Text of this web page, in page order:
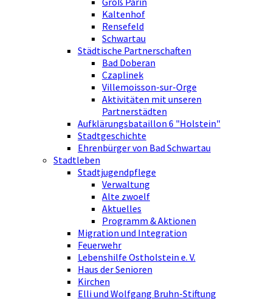
Kaltenhof
Rensefeld
Schwartau
Städtische Partnerschaften
Bad Doberan
Czaplinek
Villemoisson-sur-Orge
Aktivitäten mit unseren
Partnerstädten
Aufklärungsbataillon 6 "Holstein"
Stadtgeschichte
Ehrenbürger von Bad Schwartau
Stadtleben
Stadtjugendpflege
Verwaltung
Alte zwoelf
Aktuelles
Programm & Aktionen
Migration und Integration
Feuerwehr
Lebenshilfe Ostholstein e. V.
Haus der Senioren
Kirchen
Elli und Wolfgang Bruhn-Stiftung